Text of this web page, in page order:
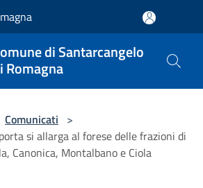
di Santarcangelo
Romagna
Comunicati >
si allarga al forese delle frazioni di
Canonica, Montalbano e Ciola